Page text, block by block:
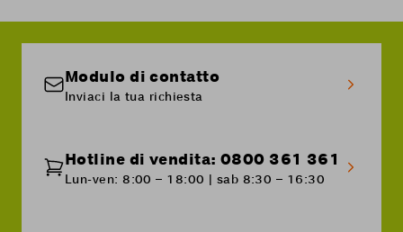
Modulo di contatto
Inviaci la tua richiesta
Hotline di vendita: 0800 361 361
Lun-ven: 8:00 – 18:00 | sab 8:30 – 16:30